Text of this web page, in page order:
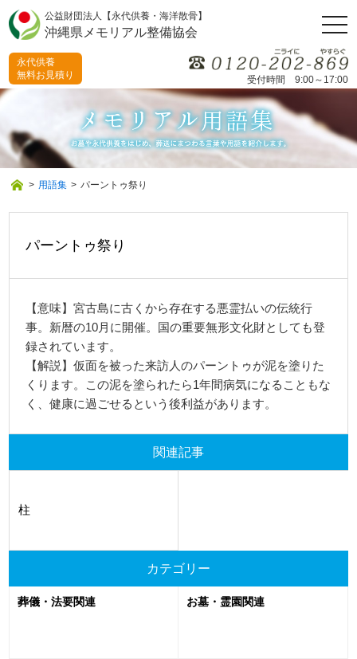
公益財団法人【永代供養・海洋散骨】
沖縄県メモリアル整備協会
受付時間 9:00～17:00
永代供養
無料お見積り
> 用語集 > パーントゥ祭り
パーントゥ祭り
【意味】宮古島に古くから存在する悪霊払いの伝統行
事。新暦の10月に開催。国の重要無形文化財としても登
録されています。
【解説】仮面を被った来訪人のパーントゥが泥を塗りた
くります。この泥を塗られたら1年間病気になることもな
く、健康に過ごせるという後利益があります。
関連記事
柱
カテゴリー
葬儀・法要関連 お墓・霊園関連